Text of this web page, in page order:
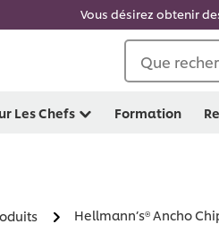
Vous désirez obtenir
Que
Les Chefs Formation
Hellmann’s® Ancho